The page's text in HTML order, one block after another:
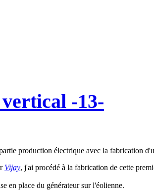
vertical -13-
production électrique avec la fabrication
Vijay, j'ai procédé à la fabrication de cette
en place du générateur sur l'éolienne.